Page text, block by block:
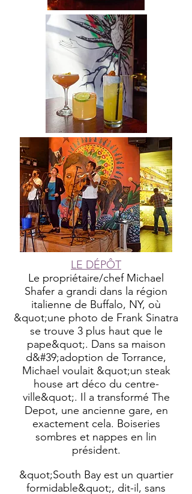
LE DÉPÔT
Le propriétaire/chef Michael
Shafer a grandi dans la région
italienne de Buffalo, NY, où
&quot;une photo de Frank Sinatra
se trouve 3 plus haut que le
pape&quot;. Dans sa maison
d&#39;adoption de Torrance,
Michael voulait &quot;un steak
house art déco du centre-
ville&quot;. Il a transformé The
Depot, une ancienne gare, en
exactement cela. Boiseries
sombres et nappes en lin
président.
&quot;South Bay est un quartier
formidable&quot;, dit-il, sans